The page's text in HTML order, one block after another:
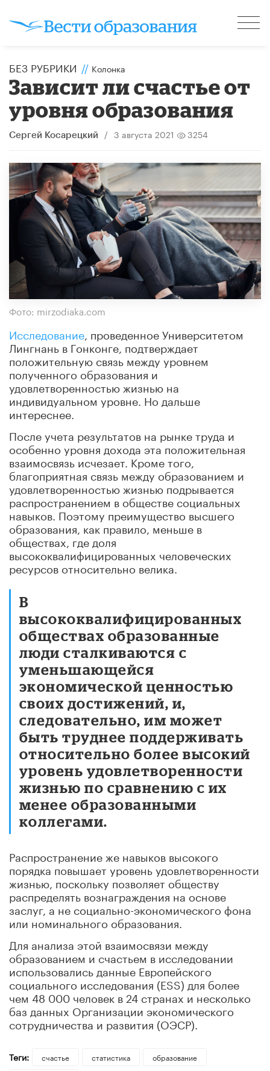
БЕЗ РУБРИКИ // Колонка
Зависит ли счастье от
уровня образования
Сергей Косарецкий / 3 августа 2021 3254
Фото: mirzodiaka.com
Исследование , проведенное Университетом
Лингнань в Гонконге, подтверждает
положительную связь между уровнем
полученного образования и
удовлетворенностью жизнью на
индивидуальном уровне. Но дальше
интереснее.
После учета результатов на рынке труда и
особенно уровня дохода эта положительная
взаимосвязь исчезает. Кроме того,
благоприятная связь между образованием и
удовлетворенностью жизнью подрывается
распространением в обществе социальных
навыков. Поэтому преимущество высшего
образования, как правило, меньше в
обществах, где доля
высококвалифицированных человеческих
ресурсов относительно велика.
В
высококвалифицированных
обществах образованные
люди сталкиваются с
уменьшающейся
экономической ценностью
своих достижений, и,
следовательно, им может
быть труднее поддерживать
относительно более высокий
уровень удовлетворенности
жизнью по сравнению с их
менее образованными
коллегами.
Распространение же навыков высокого
порядка повышает уровень удовлетворенности
жизнью, поскольку позволяет обществу
распределять вознаграждения на основе
заслуг, а не социально-экономического фона
или номинального образования.
Для анализа этой взаимосвязи между
образованием и счастьем в исследовании
использовались данные Европейского
социального исследования (ESS) для более
чем 48 000 человек в 24 странах и несколько
баз данных Организации экономического
сотрудничества и развития (ОЭСР).
Теги: счастье статистика
образование